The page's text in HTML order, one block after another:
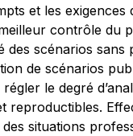
et les exigences
contrôle du
des scénarios
de scénarios
le degré
reproductibles.
situations